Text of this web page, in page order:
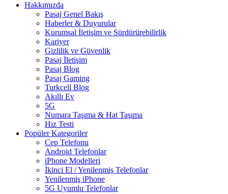
Hakkımızda
Pasaj Genel Bakış
Haberler & Duyurular
Kurumsal İletişim ve Sürdürürebilirlik
Kariyer
Gizlilik ve Güvenlik
Pasaj İletişim
Pasaj Blog
Pasaj Gaming
Turkcell Blog
Akıllı Ev
5G
Numara Taşıma & Hat Taşıma
Hız Testi
Popüler Kategoriler
Cep Telefonu
Android Telefonlar
iPhone Modelleri
İkinci El / Yenilenmiş Telefonlar
Yenilenmiş iPhone
5G Uyumlu Telefonlar